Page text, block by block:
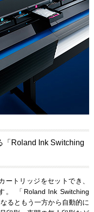
「Roland Ink Switching
トリッジをセットでき、
「Roland Ink Switching
るともう一方から自動的に